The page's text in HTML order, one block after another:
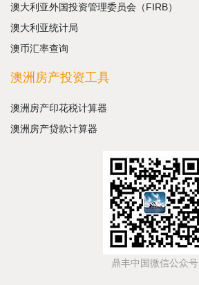
澳大利亚外国投资管理委员会（FIRB）
澳大利亚统计局
澳币汇率查询
澳洲房产投资工具
澳洲房产印花税计算器
澳洲房产贷款计算器
鼎丰中国微信公众号